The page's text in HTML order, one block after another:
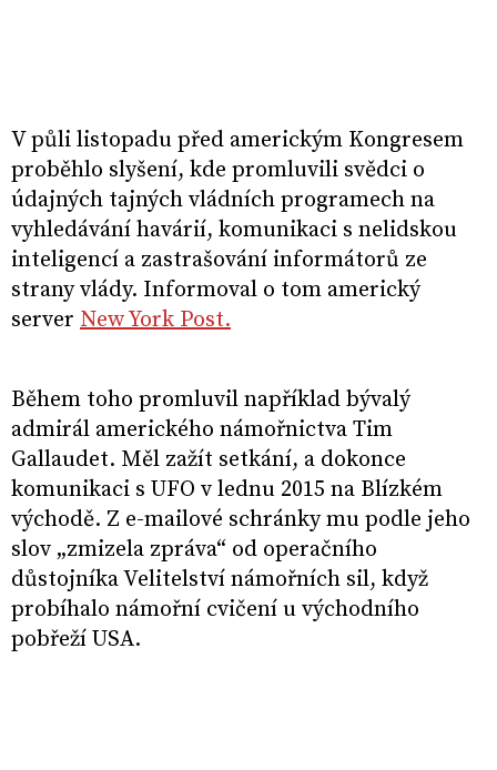
V půli listopadu před americkým Kongresem
proběhlo slyšení, kde promluvili svědci o
údajných tajných vládních programech na
vyhledávání havárií, komunikaci s nelidskou
inteligencí a zastrašování informátorů ze
strany vlády. Informoval o tom americký
server New York Post.
Během toho promluvil například bývalý
admirál amerického námořnictva Tim
Gallaudet. Měl zažít setkání, a dokonce
komunikaci s UFO v lednu 2015 na Blízkém
východě. Z e-mailové schránky mu podle jeho
slov „zmizela zpráva“ od operačního
důstojníka Velitelství námořních sil, když
probíhalo námořní cvičení u východního
pobřeží USA.